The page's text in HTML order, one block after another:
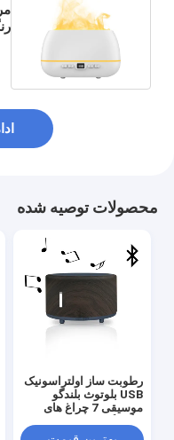
محصولات توصیه شده
رطوبت ساز اولتراسونیک
USB بلوتوث بلندگو
موسیقی 7 چراغ های
آروماتراپی پخش کننده